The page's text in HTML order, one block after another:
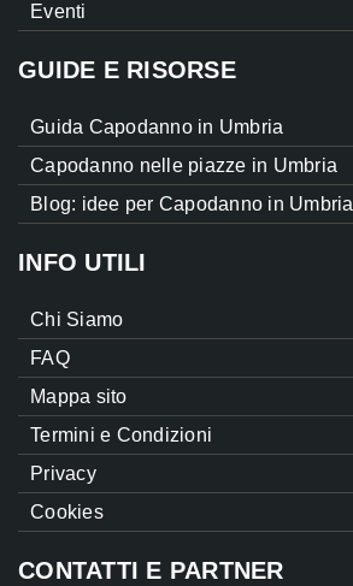
Eventi
GUIDE E RISORSE
Guida Capodanno in Umbria
Capodanno nelle piazze in Umbria
Blog: idee per Capodanno in Umbria
INFO UTILI
Chi Siamo
FAQ
Mappa sito
Termini e Condizioni
Privacy
Cookies
CONTATTI E PARTNER